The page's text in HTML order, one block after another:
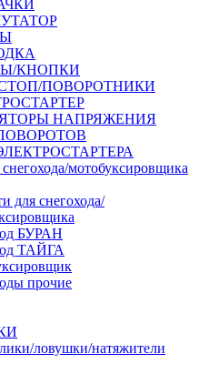
КНОПКИ
ПОВОРОТНИКИ
НАПРЯЖЕНИЯ
мотобуксировщика
для снегохода/
БУРАН
ТАЙГА
прочие
ловушки/натяжители